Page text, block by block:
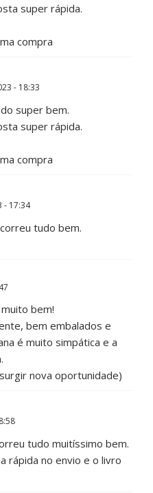
super rápida.
compra
- 18:33
super bem.
super rápida.
compra
- 17:34
tudo bem.
bem!
bem embalados e
é muito simpática e a
nova oportunidade)
tudo muitíssimo bem.
rápida no envio e o livro